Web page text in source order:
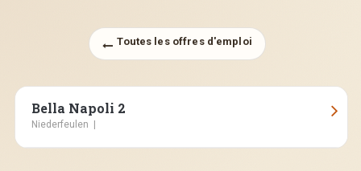
Toutes les offres d'emploi
Bella Napoli 2
Niederfeulen